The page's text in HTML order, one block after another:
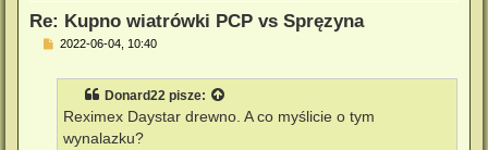
Re: Kupno wiatrówki PCP vs Spręzyna
P2022-06-04, 10:40
Donard22 pisze:
Reximex Daystar drewno. A co myślicie o tym
wynalazku?